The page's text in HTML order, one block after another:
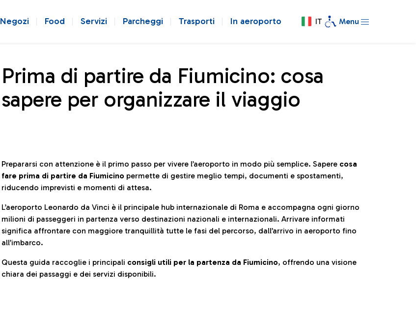
Negozi Food Servizi Parcheggi Trasporti In aeroporto IT Menu
Prima di partire da Fiumicino: cosa
sapere per organizzare il viaggio
Prepararsi con attenzione è il primo passo per vivere l’aeroporto in modo più semplice. Sapere cosa
fare prima di partire da Fiumicino permette di gestire meglio tempi, documenti e spostamenti,
riducendo imprevisti e momenti di attesa.
L’aeroporto Leonardo da Vinci è il principale hub internazionale di Roma e accompagna ogni giorno
milioni di passeggeri in partenza verso destinazioni nazionali e internazionali. Arrivare informati
significa affrontare con maggiore tranquillità tutte le fasi del percorso, dall’arrivo in aeroporto fino
all’imbarco.
Questa guida raccoglie i principali consigli utili per la partenza da Fiumicino, offrendo una visione
chiara dei passaggi e dei servizi disponibili.